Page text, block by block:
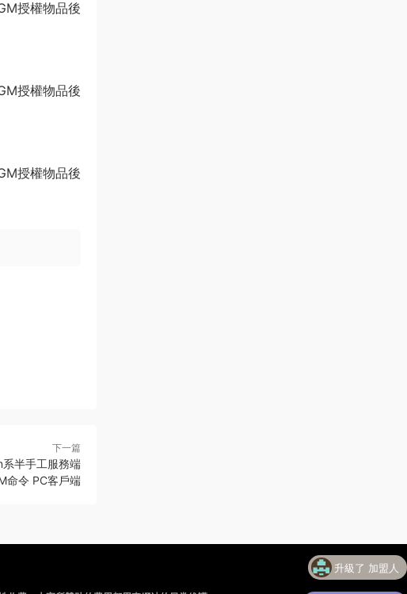
下一篇
半手工服務端
命令 PC客戶端
升級了 加盟人